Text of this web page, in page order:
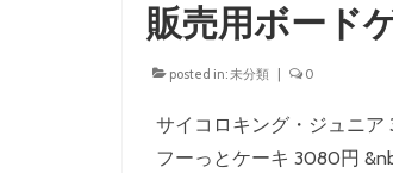
販売用ボード
posted in:未分類 0
サイコロキング・ジュニ
フーっとケーキ 3080円